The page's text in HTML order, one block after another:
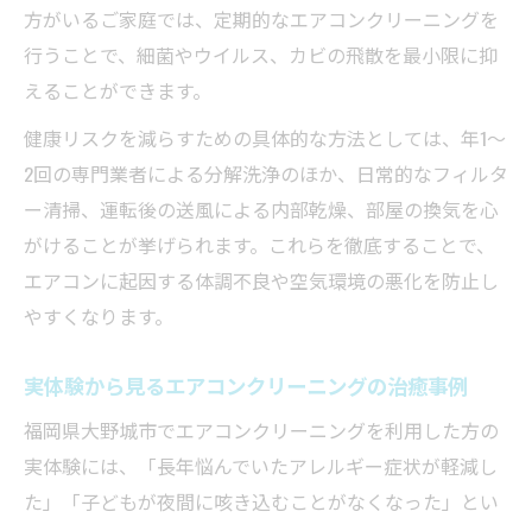
方がいるご家庭では、定期的なエアコンクリーニングを
行うことで、細菌やウイルス、カビの飛散を最小限に抑
えることができます。
健康リスクを減らすための具体的な方法としては、年1～
2回の専門業者による分解洗浄のほか、日常的なフィルタ
ー清掃、運転後の送風による内部乾燥、部屋の換気を心
がけることが挙げられます。これらを徹底することで、
エアコンに起因する体調不良や空気環境の悪化を防止し
やすくなります。
実体験から見るエアコンクリーニングの治癒事例
福岡県大野城市でエアコンクリーニングを利用した方の
実体験には、「長年悩んでいたアレルギー症状が軽減し
た」「子どもが夜間に咳き込むことがなくなった」とい